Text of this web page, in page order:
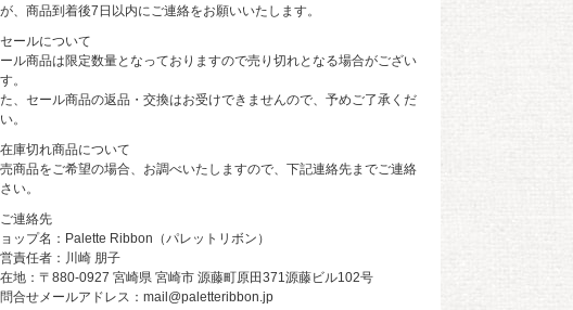
、商品到着後7日以内にご連絡をお願いいたします。
ールについて
ル商品は限定数量となっておりますので売り切れとなる場合がござい
。
、セール商品の返品・交換はお受けできませんので、予めご了承くだ
。
庫切れ商品について
商品をご希望の場合、お調べいたしますので、下記連絡先までご連絡
い。
連絡先
ップ名：Palette Ribbon（パレットリボン）
責任者：川崎 朋子
地：〒880-0927 宮崎県 宮崎市 源藤町原田371源藤ビル102号
合せメールアドレス：mail@paletteribbon.jp